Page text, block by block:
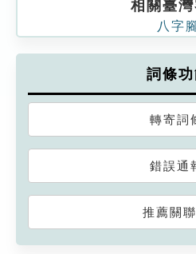
相關臺
八字
詞條
轉寄詞
錯誤通
推薦關